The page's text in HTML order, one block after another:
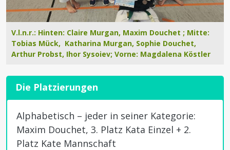
V.l.n.r.: Hinten: Claire Murgan, Maxim Douchet ; Mitte:
Tobias Mück, Katharina Murgan, Sophie Douchet,
Arthur Probst, Ihor Sysoiev; Vorne: Magdalena Köstler
Die Platzierungen
Alphabetisch – jeder in seiner Kategorie:
Maxim Douchet, 3. Platz Kata Einzel + 2.
Platz Kate Mannschaft